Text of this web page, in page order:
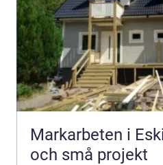
Markarbeten i
och små projekt